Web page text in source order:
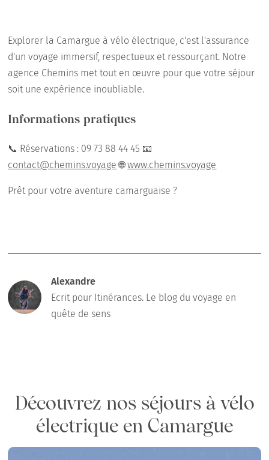
Explorer la Camargue à vélo électrique, c'est l'assurance
d'un voyage immersif, respectueux et ressourçant. Notre
agence Chemins met tout en œuvre pour que votre séjour
soit une expérience inoubliable.
Informations pratiques
📞 Réservations : 09 73 88 44 45 📧
contact@chemins.voyage🌐www.chemins.voyage
Prêt pour votre aventure camarguaise ?
Alexandre
Ecrit pour Itinérances. Le blog du voyage en
quête de sens
Découvrez nos séjours à vélo
électrique en Camargue